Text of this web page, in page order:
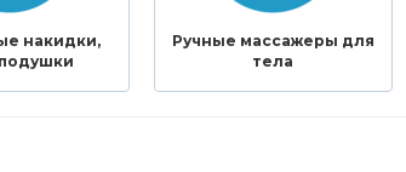
накидки,
Ручные массажеры для
тела